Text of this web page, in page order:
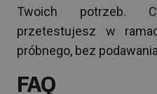
Twoich potrzeb.
przetestujesz w
próbnego, bez
FAQ